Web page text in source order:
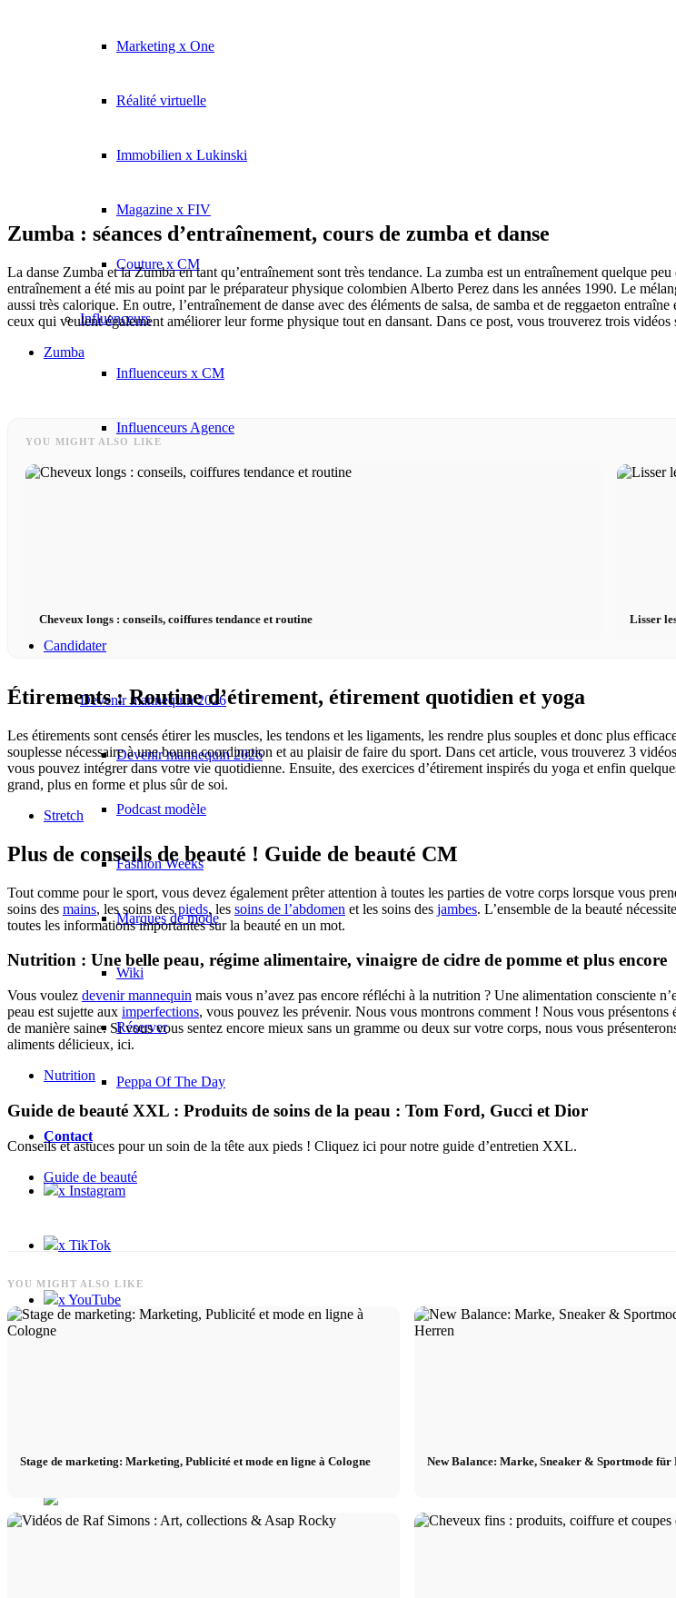
Marketing x One
Réalité virtuelle
Immobilien x Lukinski
Magazine x FIV
Couture x CM
Influenceurs
Influenceurs x CM
Influenceurs Agence
Marketing de performance
Candidater
Devenir mannequin 2026
Devenir mannequin 2026
Podcast modèle
Fashion Weeks
Marques de mode
Wiki
Réserver
Peppa Of The Day
Contact
x Instagram
x TikTok
x YouTube
Zumba : séances d’entraînement, cours de zumba et danse
La danse Zumba et la Zumba en tant qu’entraînement sont très tendance. La zumba est un entraînement quelque
entraînement a été mis au point par le préparateur physique colombien Alberto Perez dans les années 1990. Le
aussi très calorique. En outre, l’entraînement de danse avec des éléments de salsa, de samba et de reggaeton
ceux qui veulent également améliorer leur forme physique tout en dansant. Dans ce post, vous trouverez trois
Zumba
YOU MIGHT ALSO LIKE
Cheveux longs : conseils, coiffures tendance et routine Lisser
Étirements : Routine d’étirement, étirement quotidien et yoga
Les étirements sont censés étirer les muscles, les tendons et les ligaments, les rendre plus souples et donc plus
souplesse nécessaire à une bonne coordination et au plaisir de faire du sport. Dans cet article, vous trouverez 3
vous pouvez intégrer dans votre vie quotidienne. Ensuite, des exercices d’étirement inspirés du yoga et enfin
grand, plus en forme et plus sûr de soi.
Stretch
Plus de conseils de beauté ! Guide de beauté CM
Tout comme pour le sport, vous devez également prêter attention à toutes les parties de votre corps lorsque vous
soins des mains, les soins des pieds, les soins de l’abdomen et les soins des jambes. L’ensemble de la beauté
toutes les informations importantes sur la beauté en un mot.
Nutrition : Une belle peau, régime alimentaire, vinaigre de cidre de pomme et plus encore
Vous voulez devenir mannequin mais vous n’avez pas encore réfléchi à la nutrition ? Une alimentation consciente
peau est sujette aux imperfections, vous pouvez les prévenir. Nous vous montrons comment ! Nous vous
de manière saine. Si vous vous sentez encore mieux sans un gramme ou deux sur votre corps, nous vous
aliments délicieux, ici.
Nutrition
Guide de beauté XXL : Produits de soins de la peau : Tom Ford, Gucci et Dior
Conseils et astuces pour un soin de la tête aux pieds ! Cliquez ici pour notre guide d’entretien XXL.
Guide de beauté
YOU MIGHT ALSO LIKE
Stage de marketing: Marketing, Publicité et mode en ligne à Cologne New Balance: Marke, Sneaker & Sportmode für